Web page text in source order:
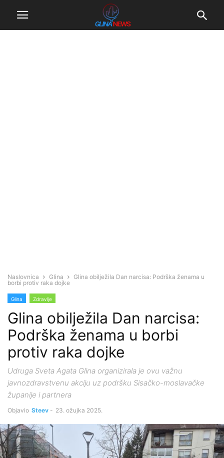
Naslovnica Glina
Glina obilježila Dan narcisa: Podrška ženama u
borbi protiv raka dojke
Glina Zdravlje
Glina obilježila Dan narcisa:
Podrška ženama u borbi
protiv raka dojke
Udruga Sveta Agata Glina organizirala je ovu važnu
javnozdravstvenu akciju uz podršku Sisačko-moslavačke
županije i partnera
Objavio Steev - 23. ožujka 2025.